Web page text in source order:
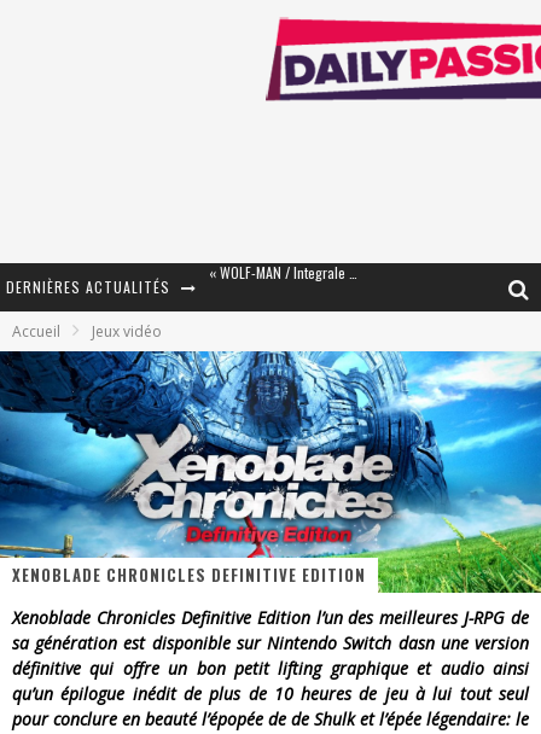
DERNIÈRES ACTUALITÉS
« Le Béton et le Bambou / Propositions pour Mayotte et le Monde. » - Améliorations !
Star Fox
PsyRiver 2026 : la magie revient sur les rives de l’Aar
« MOFUSAND / Parler Japonais » – Des Expressions Pratiques !
« Dr Wertham / L’homme qui étudia les tueurs en série » - Un Métier à Risque !
Assassin's Creed Black Flag Resynced
« Le Vent dand les Saules » - Une Belle Histoire !
« Damn Them All » - Un duo de Choc !
Accueil Jeux vidéo
XENOBLADE CHRONICLES DEFINITIVE EDITION
Xenoblade Chronicles Definitive Edition l’un des meilleures J-RPG de
sa génération est disponible sur Nintendo Switch dasn une version
définitive qui offre un bon petit lifting graphique et audio ainsi
qu’un épilogue inédit de plus de 10 heures de jeu à lui tout seul
pour conclure en beauté l’épopée de de Shulk et l’épée légendaire: le